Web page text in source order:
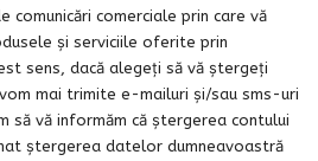
comunicări comerciale prin care vă
și serviciile oferite prin
sens, dacă alegeți să vă ștergeți
mai trimite e-mailuri și/sau sms-uri
să vă informăm că ștergerea contului
ștergerea datelor dumneavoastră